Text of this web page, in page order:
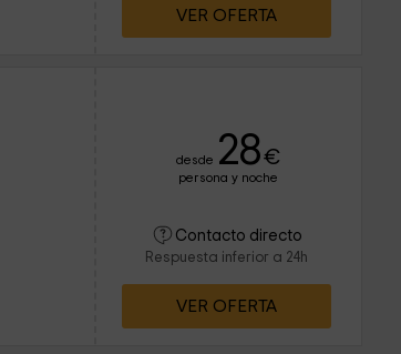
VER OFERTA
desde 28€
persona y noche
Contacto directo
Respuesta inferior a 24h
VER OFERTA